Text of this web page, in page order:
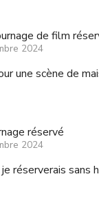
de film
2024
une scène de
réservé
2024
réserverais sans